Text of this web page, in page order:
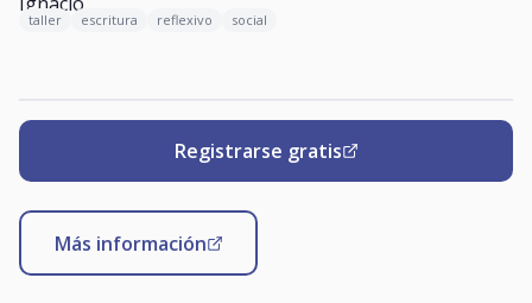
taller escritura reflexivo social
Registrarse gratis
Más información